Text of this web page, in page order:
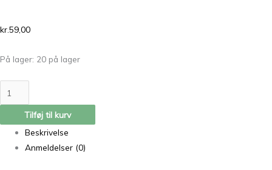
kr.59,00
På lager: 20 på lager
Tilføj til kurv
Beskrivelse
Anmeldelser (0)